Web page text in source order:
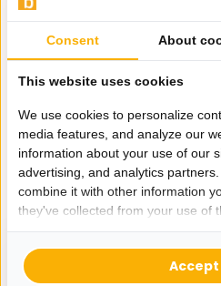
Ontvang de nieuwste
je niet spammen, beloofd.
* Lees hier de wettelijke beperkingen
Consent About
This website uses cookies
We use cookies to personalize
media features, and analyze our
information about your use of our
advertising, and analytics
combine it with other information
they've collected from your use of